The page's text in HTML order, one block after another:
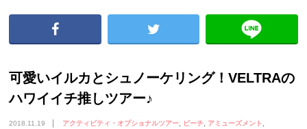
可愛いイルカとシュノーケリング！VELTRAの
ハワイイチ推しツアー♪
2018.11.19 アクティビティ・オプショナルツアー ビーチ
アミューズメント